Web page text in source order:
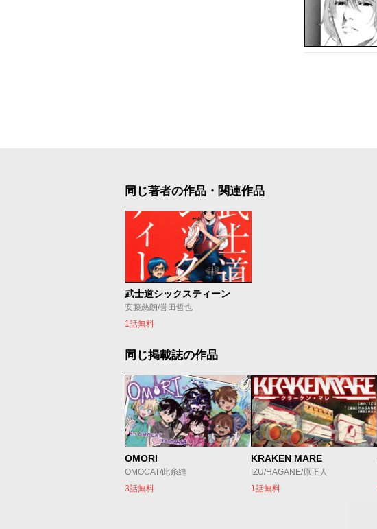
同じ著者の作品・関連作品
武士道シックスティーン
安藤慈朗/誉田哲也
1話無料
同じ掲載誌の作品
OMORI
OMOCAT/此糸縫
3話無料
KRAKEN MARE
IZU/HAGANE/原正人
1話無料